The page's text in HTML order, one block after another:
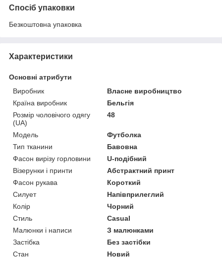
Спосіб упаковки
Безкоштовна упаковка
Характеристики
Основні атрибути
Виробник
Власне виробництво
Країна виробник
Бельгія
Розмір чоловічого одягу
(UA)
48
Модель
Футболка
Тип тканини
Бавовна
Фасон вирізу горловини
U-подібний
Візерунки і принти
Абстрактний принт
Фасон рукава
Короткий
Силует
Напівприлеглий
Колір
Чорний
Стиль
Casual
Малюнки і написи
З малюнками
Застібка
Без застібки
Стан
Новий